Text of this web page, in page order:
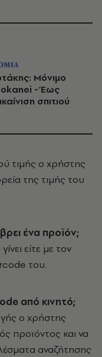
Μόνιμο
- Έως
σπιτιού
τιμής ο χρήστης
της τιμής του
ένα προϊόν;
είτε με τον
του.
από κινητό;
ο χρήστης
προϊόντος και να
αναζήτησης